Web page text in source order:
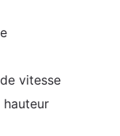
vitesse
hauteur